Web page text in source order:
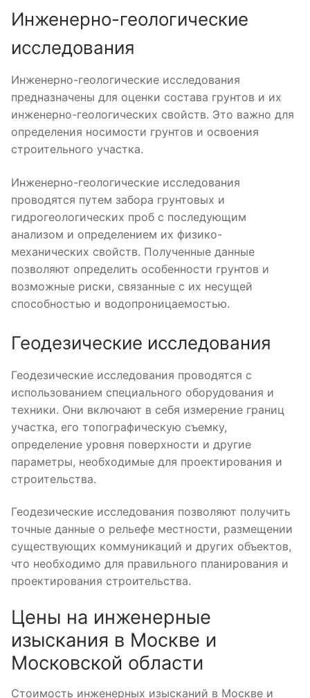
Инженерно-геологические
исследования
Инженерно-геологические исследования
предназначены для оценки состава грунтов и их
инженерно-геологических свойств. Это важно для
определения носимости грунтов и освоения
строительного участка.
Инженерно-геологические исследования
проводятся путем забора грунтовых и
гидрогеологических проб с последующим
анализом и определением их физико-
механических свойств. Полученные данные
позволяют определить особенности грунтов и
возможные риски, связанные с их несущей
способностью и водопроницаемостью.
Геодезические исследования
Геодезические исследования проводятся с
использованием специального оборудования и
техники. Они включают в себя измерение границ
участка, его топографическую съемку,
определение уровня поверхности и другие
параметры, необходимые для проектирования и
строительства.
Геодезические исследования позволяют получить
точные данные о рельефе местности, размещении
существующих коммуникаций и других объектов,
что необходимо для правильного планирования и
проектирования строительства.
Цены на инженерные
изыскания в Москве и
Московской области
Стоимость инженерных изысканий в Москве и